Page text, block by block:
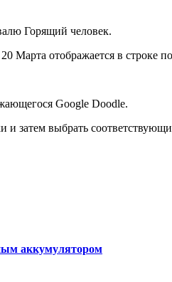
Горящий человек.
отображается в строке
Google Doodle.
и затем выбрать
аккумулятором